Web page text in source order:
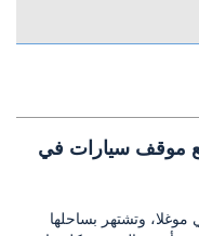
مع موقف سيارات في
وتشتهر بساحلها